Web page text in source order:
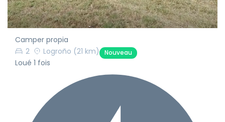
Camper propia
2
Logroño (21 km) Nouveau
Loué 1 fois